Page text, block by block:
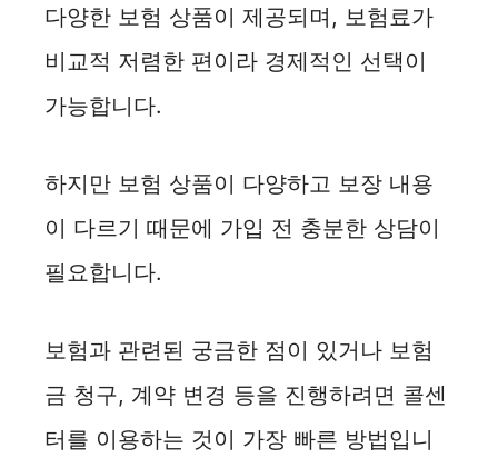
다양한 보험 상품이 제공되며, 보험료가
비교적 저렴한 편이라 경제적인 선택이
가능합니다.
하지만 보험 상품이 다양하고 보장 내용
이 다르기 때문에 가입 전 충분한 상담이
필요합니다.
보험과 관련된 궁금한 점이 있거나 보험
금 청구, 계약 변경 등을 진행하려면 콜센
터를 이용하는 것이 가장 빠른 방법입니